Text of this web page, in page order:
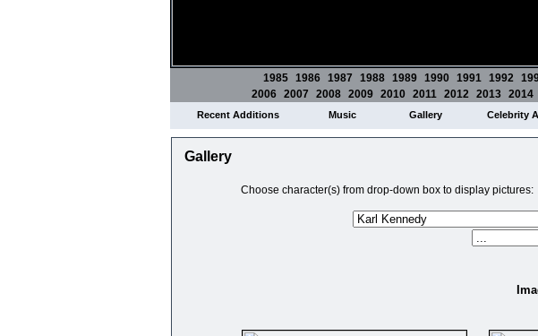
1985 1986 1987 1988 1989 1990 1991 1992
2006 2007 2008 2009 2010 2011 2012 2013 2014
Recent Additions Music Gallery Celebrity
Gallery
Choose character(s) from drop-down box to display pictures: